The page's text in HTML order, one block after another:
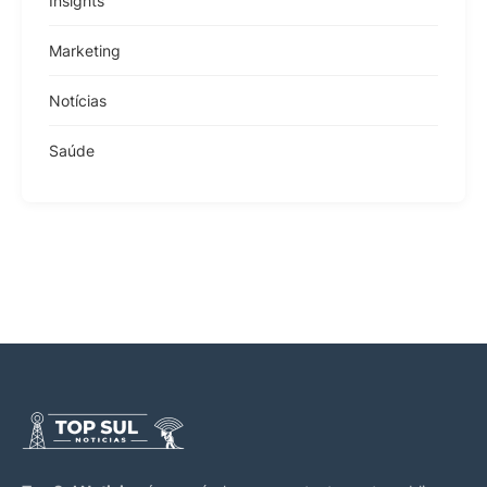
Marketing
Notícias
Saúde